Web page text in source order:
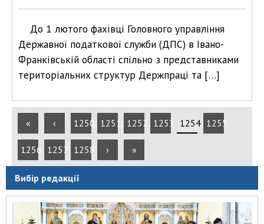
До 1 лютого фахівці Головного управління
Державної податкової служби (ДПС) в Івано-
Франківській області спільно з представниками
територіальних структур Держпраці та […]
« ‹ 1250 1251 1252 1253 1254 1255
1256 1257 1258 › »
Вибір редакції